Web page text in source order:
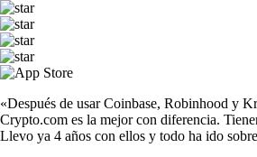
«Después de usar Coinbase, Robinhood y
Crypto.com es la mejor con diferencia.
Llevo ya 4 años con ellos y todo ha ido